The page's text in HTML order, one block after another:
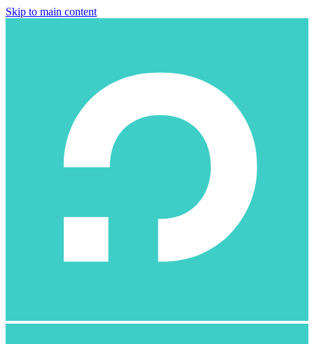
Skip to main content